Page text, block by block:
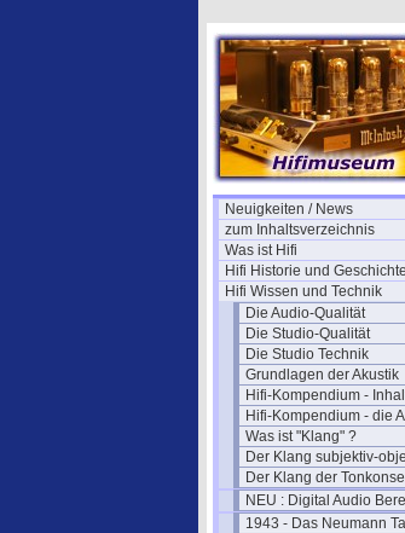
Neuigkeiten / News
zum Inhaltsverzeichnis
Was ist Hifi
Hifi Historie und Geschichte
Hifi Wissen und Technik
Die Audio-Qualität
Die Studio-Qualität
Die Studio Technik
Grundlagen der Akustik
Hifi-Kompendium -
Hifi-Kompendium - die
Was ist "Klang" ?
Der Klang subjektiv-
Der Klang der
NEU : Digital Audio
1943 - Das Neumann